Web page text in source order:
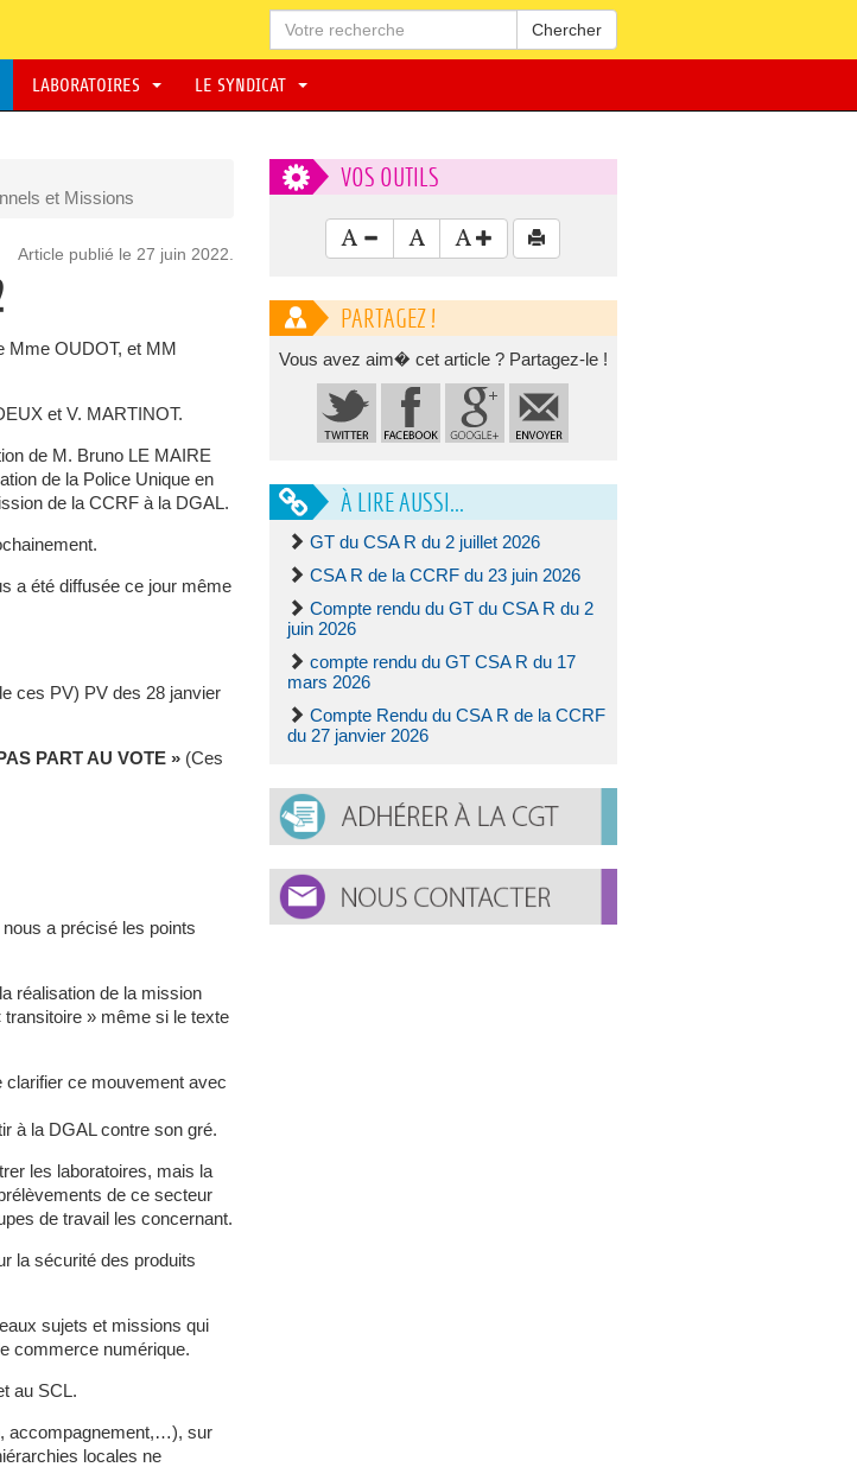
Chercher
LABORATOIRES LE SYNDICAT
et Missions
Article publié le 27 juin 2022.
Mme OUDOT, et MM
et V. MARTINOT.
de M. Bruno LE MAIRE
de la Police Unique en
de la CCRF à la DGAL.
a été diffusée ce jour même
ces PV) PV des 28 janvier
PART AU VOTE » (Ces
a précisé les points
réalisation de la mission
» même si le texte
clarifier ce mouvement avec
à la DGAL contre son gré.
les laboratoires, mais la
de ce secteur
de travail les concernant.
la sécurité des produits
sujets et missions qui
commerce numérique.
au SCL.
accompagnement,…), sur
locales ne
VOS OUTILS
PARTAGEZ !
Vous avez aim� cet article ? Partagez-le !
À LIRE AUSSI...
GT du CSA R du 2 juillet 2026
CSA R de la CCRF du 23 juin 2026
Compte rendu du GT du CSA R du 2
juin 2026
compte rendu du GT CSA R du 17
mars 2026
Compte Rendu du CSA R de la CCRF
du 27 janvier 2026